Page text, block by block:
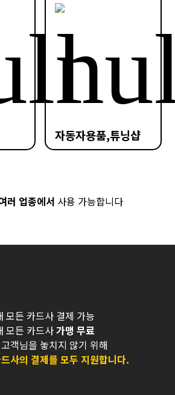
자동자용품,튜닝샵
러 업종에서 사용 가능합니다
모든 카드사 결제 가능
모든 카드사가맹 무료
객님을 놓치지 않기 위해
사의 결제를 모두 지원합니다.